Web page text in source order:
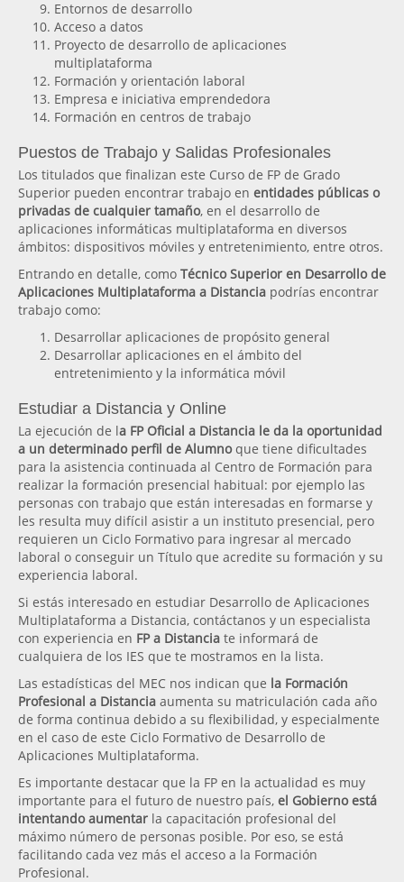
Entornos de desarrollo
Acceso a datos
Proyecto de desarrollo de aplicaciones
multiplataforma
Formación y orientación laboral
Empresa e iniciativa emprendedora
Formación en centros de trabajo
Puestos de Trabajo y Salidas Profesionales
Los titulados que finalizan este Curso de FP de Grado
Superior pueden encontrar trabajo en entidades públicas o
privadas de cualquier tamaño, en el desarrollo de
aplicaciones informáticas multiplataforma en diversos
ámbitos: dispositivos móviles y entretenimiento, entre otros.
Entrando en detalle, como Técnico Superior en Desarrollo de
Aplicaciones Multiplataforma a Distancia podrías encontrar
trabajo como:
Desarrollar aplicaciones de propósito general
Desarrollar aplicaciones en el ámbito del
entretenimiento y la informática móvil
Estudiar a Distancia y Online
La ejecución de la FP Oficial a Distancia le da la oportunidad
a un determinado perfil de Alumnoque tiene dificultades
para la asistencia continuada al Centro de Formación para
realizar la formación presencial habitual: por ejemplo las
personas con trabajo que están interesadas en formarse y
les resulta muy difícil asistir a un instituto presencial, pero
requieren un Ciclo Formativo para ingresar al mercado
laboral o conseguir un Título que acredite su formación y su
experiencia laboral.
Si estás interesado en estudiar Desarrollo de Aplicaciones
Multiplataforma a Distancia, contáctanos y un especialista
con experiencia en FP a Distancia te informará de
cualquiera de los IES que te mostramos en la lista.
Las estadísticas del MEC nos indican que la Formación
Profesional a Distancia aumenta su matriculación cada año
de forma continua debido a su flexibilidad, y especialmente
en el caso de este Ciclo Formativo de Desarrollo de
Aplicaciones Multiplataforma.
Es importante destacar que la FP en la actualidad es muy
importante para el futuro de nuestro país, el Gobierno está
intentando aumentar la capacitación profesional del
máximo número de personas posible. Por eso, se está
facilitando cada vez más el acceso a la Formación
Profesional.